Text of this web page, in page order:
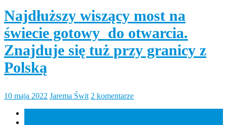
Najdłuższy wiszący most na
świecie gotowy do otwarcia.
Znajduje się tuż przy granicy z
Polską
10 maja 2022 Jarema Świt 2 komentarze